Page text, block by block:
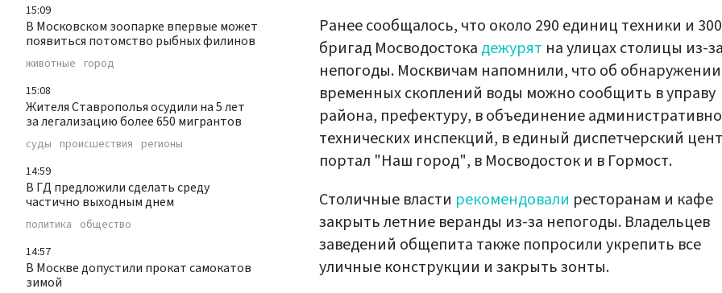
15:09
В Московском зоопарке впервые может
появиться потомство рыбных филинов
животные город
15:08
Жителя Ставрополья осудили на 5 лет
за легализацию более 650 мигрантов
суды происшествия регионы
14:59
В ГД предложили сделать среду
частично выходным днем
политика общество
14:57
В Москве допустили прокат самокатов
зимой
Ранее сообщалось, что около 290 единиц техники и 300
бригад Мосводостока дежурят на улицах столицы из-за
непогоды. Москвичам напомнили, что об обнаружении
временных скоплений воды можно сообщить в управу
района, префектуру, в объединение
технических инспекций, в единый диспетчерский
портал "Наш город", в Мосводосток и в Гормост.
Столичные власти рекомендовали ресторанам и кафе
закрыть летние веранды из-за непогоды. Владельцев
заведений общепита также попросили укрепить все
уличные конструкции и закрыть зонты.